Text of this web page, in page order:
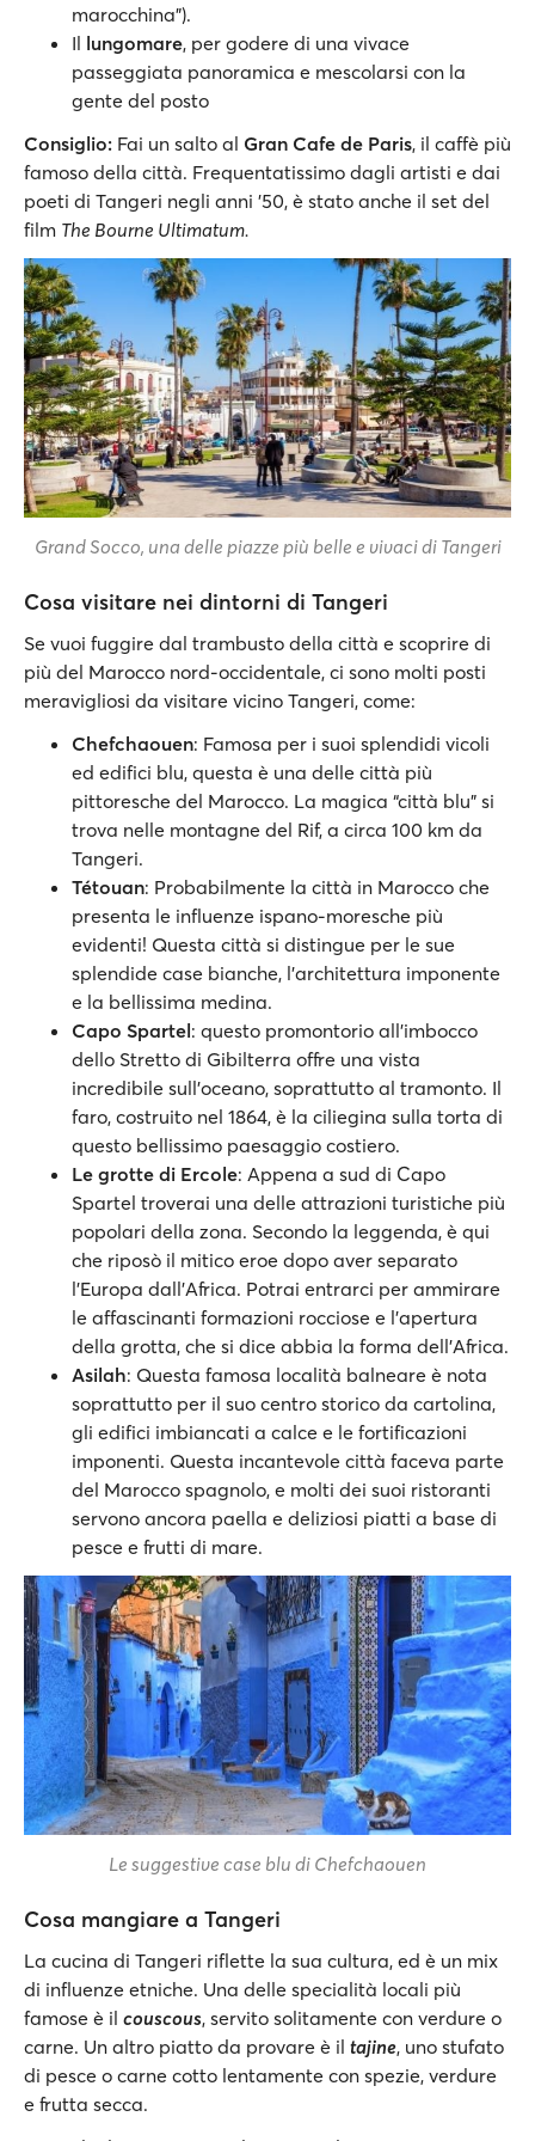
marocchina").
Il lungomare, per godere di una vivace
passeggiata panoramica e mescolarsi con la
gente del posto
Consiglio: Fai un salto al Gran Cafe de Paris, il caffè più
famoso della città. Frequentatissimo dagli artisti e dai
poeti di Tangeri negli anni '50, è stato anche il set del
film The Bourne Ultimatum.
Grand Socco, una delle piazze più belle e vivaci di Tangeri
Cosa visitare nei dintorni di Tangeri
Se vuoi fuggire dal trambusto della città e scoprire di
più del Marocco nord-occidentale, ci sono molti posti
meravigliosi da visitare vicino Tangeri, come:
Chefchaouen: Famosa per i suoi splendidi vicoli
ed edifici blu, questa è una delle città più
pittoresche del Marocco. La magica “città blu” si
trova nelle montagne del Rif, a circa 100 km da
Tangeri.
Tétouan: Probabilmente la città in Marocco che
presenta le influenze ispano-moresche più
evidenti! Questa città si distingue per le sue
splendide case bianche, l'architettura imponente
e la bellissima medina.
Capo Spartel: questo promontorio all’imbocco
dello Stretto di Gibilterra offre una vista
incredibile sull'oceano, soprattutto al tramonto. Il
faro, costruito nel 1864, è la ciliegina sulla torta di
questo bellissimo paesaggio costiero.
Le grotte di Ercole: Appena a sud di Capo
Spartel troverai una delle attrazioni turistiche più
popolari della zona. Secondo la leggenda, è qui
che riposò il mitico eroe dopo aver separato
l'Europa dall'Africa. Potrai entrarci per ammirare
le affascinanti formazioni rocciose e l'apertura
della grotta, che si dice abbia la forma dell'Africa.
Asilah: Questa famosa località balneare è nota
soprattutto per il suo centro storico da cartolina,
gli edifici imbiancati a calce e le fortificazioni
imponenti. Questa incantevole città faceva parte
del Marocco spagnolo, e molti dei suoi ristoranti
servono ancora paella e deliziosi piatti a base di
pesce e frutti di mare.
Le suggestive case blu di Chefchaouen
Cosa mangiare a Tangeri
La cucina di Tangeri riflette la sua cultura, ed è un mix
di influenze etniche. Una delle specialità locali più
famose è il couscous, servito solitamente con verdure o
carne. Un altro piatto da provare è il tajine, uno stufato
di pesce o carne cotto lentamente con spezie, verdure
e frutta secca.